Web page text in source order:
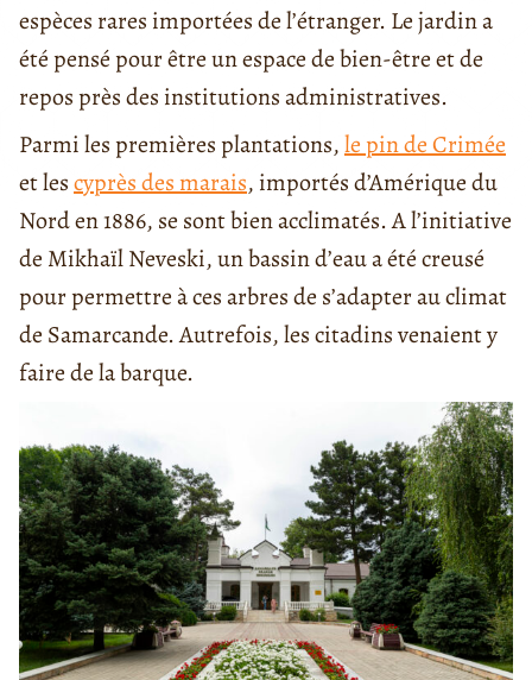
espèces rares importées de l’étranger. Le jardin a
été pensé pour être un espace de bien-être et de
repos près des institutions administratives.
Parmi les premières plantations,le pin de Crimée
et lescyprès des marais, importés d’Amérique du
Nord en 1886, se sont bien acclimatés. A l’initiative
de Mikhaïl Neveski, un bassin d’eau a été creusé
pour permettre à ces arbres de s’adapter au climat
de Samarcande. Autrefois, les citadins venaient y
faire de la barque.